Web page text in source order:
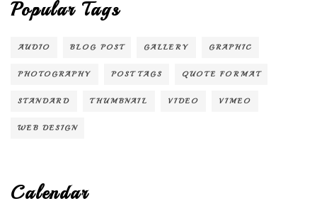
Popular Tags
AUDIO BLOG POST GALLERY GRAPHIC
PHOTOGRAPHY POST TAGS QUOTE FORMAT
STANDARD THUMBNAIL VIDEO VIMEO
WEB DESIGN
Calendar